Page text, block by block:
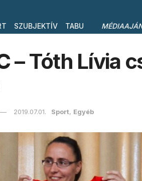
SZUBJEKTÍV TABU
– Tóth Lívia
2019.07.01. Sport, Egyéb